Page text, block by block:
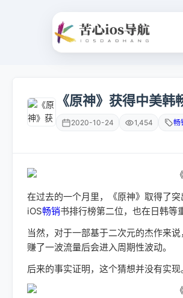
《原神》获得中美韩
2020-10-24 1,454 畅
在过去的一个月里，《原神》取得了
iOS畅销书排行榜第二位，也在日韩等
当然，对于一部基于二次元的杰作来
赚了一波流量后会进入周期性波动。
后来的事实证明，这个猜想并没有实